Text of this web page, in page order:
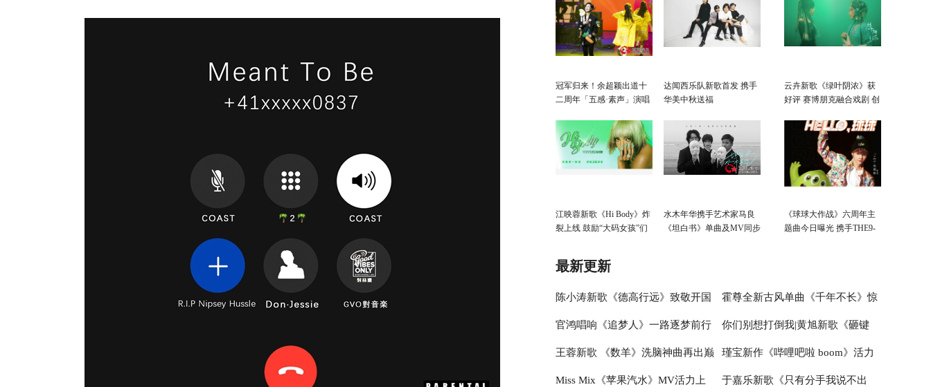
冠军归来！余超颖出道十
二周年「五感·素声」演唱
心！
达闻西乐队新歌首发 携手
华美中秋送福
云卉新歌《绿叶阴浓》获
好评 赛博朋克融合戏剧 创
江映蓉新歌《Hi Body》炸
裂上线 鼓励“大码女孩”们
水木年华携手艺术家马良
《坦白书》单曲及MV同步
《球球大作战》六周年主
题曲今日曝光 携手THE9-
最新更新
陈小涛新歌《德高行远》致敬开国
元帅朱德
霍尊全新古风单曲《千年不长》惊
喜登陆酷我音乐
官鸿唱响《追梦人》一路逐梦前行
无所畏惧唱出青春样
你们别想打倒我|黄旭新歌《砸键
盘》正式上线
王蓉新歌 《数羊》洗脑神曲再出巅
峰之作
瑾宝新作《哔哩吧啦 boom》活力
上线 元气满满少女心
Miss Mix《苹果汽水》MV活力上 于嘉乐新歌《只有分手我说不出